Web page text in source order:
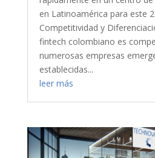
en Latinoamérica para este
Competitividad y
fintech colombiano es
numerosas empresas
establecidas...
leer más